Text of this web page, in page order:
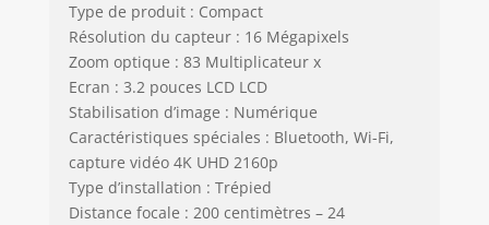
Type de produit : Compact
Résolution du capteur : 16 Mégapixels
Zoom optique : 83 Multiplicateur x
Ecran : 3.2 pouces LCD LCD
Stabilisation d’image : Numérique
Caractéristiques spéciales : Bluetooth, Wi-Fi,
capture vidéo 4K UHD 2160p
Type d’installation : Trépied
Distance focale : 200 centimètres – 24